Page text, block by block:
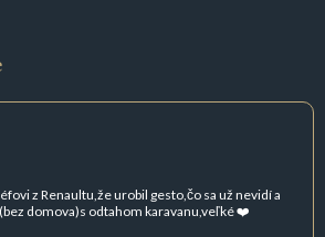
z Renaultu,že urobil gesto,čo sa už nevidí a
domova)s odtahom karavanu,veľké ❤️